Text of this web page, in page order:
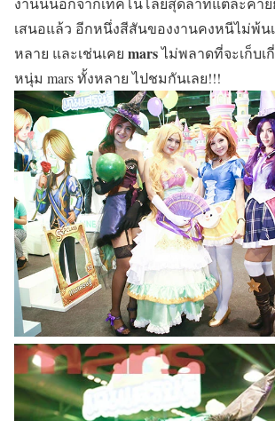
เสนอแล้ว อีกหนึ่งสีสันของงานคงหนีไม่พ้น
หลาย และเช่นเคย marsไม่พลาดที่จะเก็บเ
หนุ่ม mars ทั้งหลาย ไปชมกันเลย!!!